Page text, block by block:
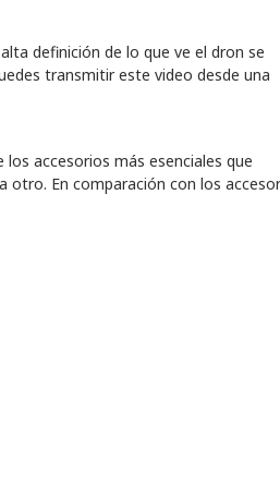
definición de lo que ve el dron se
transmitir este video desde una
accesorios más esenciales que
En comparación con los